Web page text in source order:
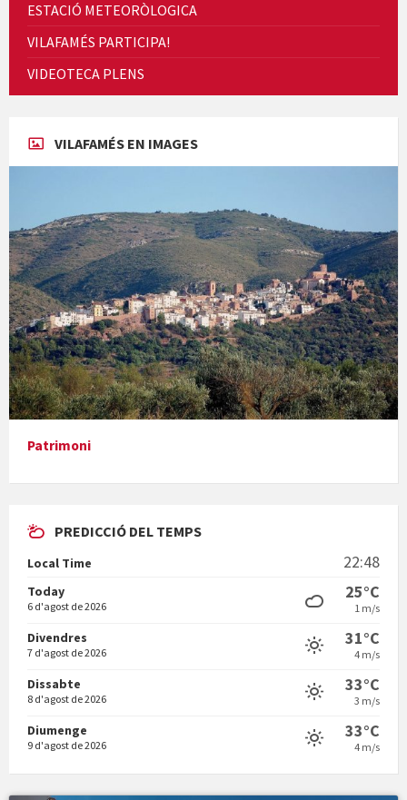
Cicle de Cine i Dones rurals
Concerts al Museu
Presentació del llibre &quot;La mare&quot;, d'Emma Zafon
En Bum
Vermuts a la Font. Hit parit
ESTACIÓ METEORÒLOGICA
VILAFAMÉS PARTICIPA!
VIDEOTECA PLENS
VILAFAMÉS EN IMAGES
Patrimoni
PREDICCIÓ DEL TEMPS
Local Time 22:48
Today
6 d'agost de 2026
25°C
1 m/s
Divendres
7 d'agost de 2026
31°C
4 m/s
Dissabte
8 d'agost de 2026
33°C
3 m/s
Diumenge
9 d'agost de 2026
33°C
4 m/s